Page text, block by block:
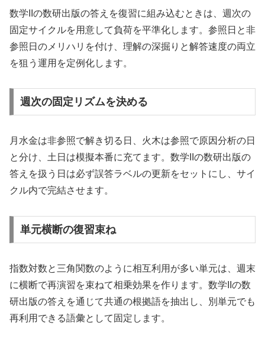
数学IIの数研出版の答えを復習に組み込むときは、週次の
固定サイクルを用意して負荷を平準化します。参照日と非
参照日のメリハリを付け、理解の深掘りと解答速度の両立
を狙う運用を定例化します。
週次の固定リズムを決める
月水金は非参照で解き切る日、火木は参照で原因分析の日
と分け、土日は模擬本番に充てます。数学IIの数研出版の
答えを扱う日は必ず誤答ラベルの更新をセットにし、サイ
クル内で完結させます。
単元横断の復習束ね
指数対数と三角関数のように相互利用が多い単元は、週末
に横断で再演習を束ねて相乗効果を作ります。数学IIの数
研出版の答えを通じて共通の根拠語を抽出し、別単元でも
再利用できる語彙として固定します。